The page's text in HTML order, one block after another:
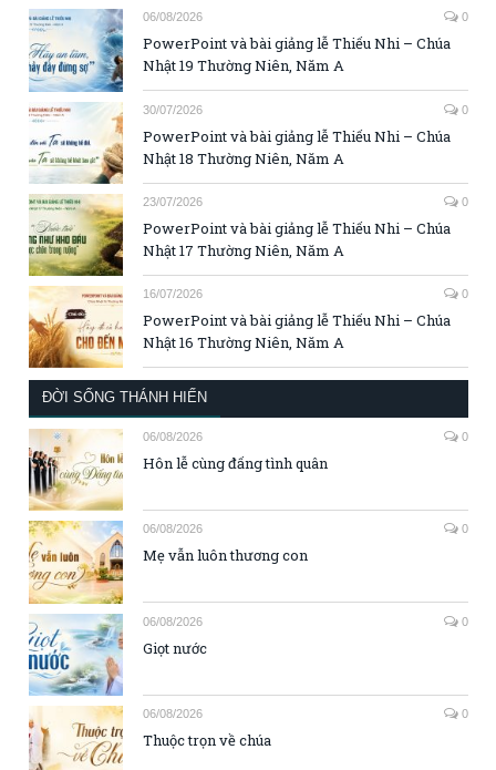
06/08/2026 0
PowerPoint và bài giảng lễ Thiếu Nhi – Chúa
Nhật 19 Thường Niên, Năm A
30/07/2026 0
PowerPoint và bài giảng lễ Thiếu Nhi – Chúa
Nhật 18 Thường Niên, Năm A
23/07/2026 0
PowerPoint và bài giảng lễ Thiếu Nhi – Chúa
Nhật 17 Thường Niên, Năm A
16/07/2026 0
PowerPoint và bài giảng lễ Thiếu Nhi – Chúa
Nhật 16 Thường Niên, Năm A
ĐỜI SỐNG THÁNH HIẾN
06/08/2026 0
Hôn lễ cùng đấng tình quân
06/08/2026 0
Mẹ vẫn luôn thương con
06/08/2026 0
Giọt nước
06/08/2026 0
Thuộc trọn về chúa